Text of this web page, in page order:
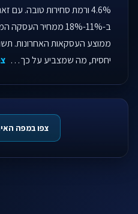
4.6% ורמת סחירות טובה. עם
ב-11%-18% ממחיר
ממוצע העסקאות האחרונות.
יחסית, מה שמצביע על כך…
צפו במפה